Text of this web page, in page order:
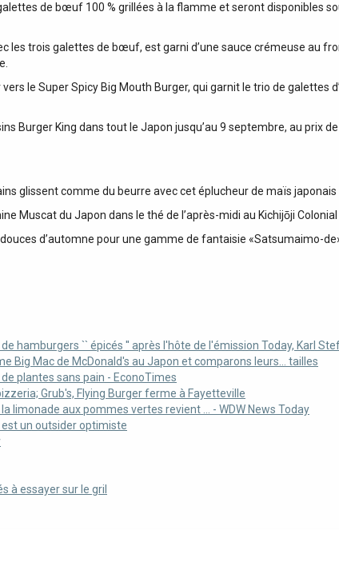
de bœuf 100 % grillées à la flamme et seront disponibles
les trois galettes de bœuf, est garni d’une sauce crémeuse au
le Super Spicy Big Mouth Burger, qui garnit le trio de galettes
Burger King dans tout le Japon jusqu’au 9 septembre, au prix
glissent comme du beurre avec cet éplucheur de maïs japonais
Muscat du Japon dans le thé de l’après-midi au Kichijōji Colonial
d’automne pour une gamme de fantaisie «Satsumaimo-
hamburgers `` épicés '' après l'hôte de l'émission Today, Karl
Big Mac de McDonald's au Japon et comparons leurs… tailles
plantes sans pain - EconoTimes
Grub's, Flying Burger ferme à Fayetteville
limonade aux pommes vertes revient ... - WDW News Today
est un outsider optimiste
à essayer sur le gril